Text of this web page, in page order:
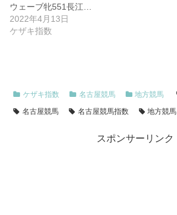
ウェーブ牝551長江…
2022年4月13日
ケザキ指数
ケザキ指数 名古屋競馬 地方競馬
名古屋競馬
名古屋競馬指数 地方競馬
スポンサーリンク